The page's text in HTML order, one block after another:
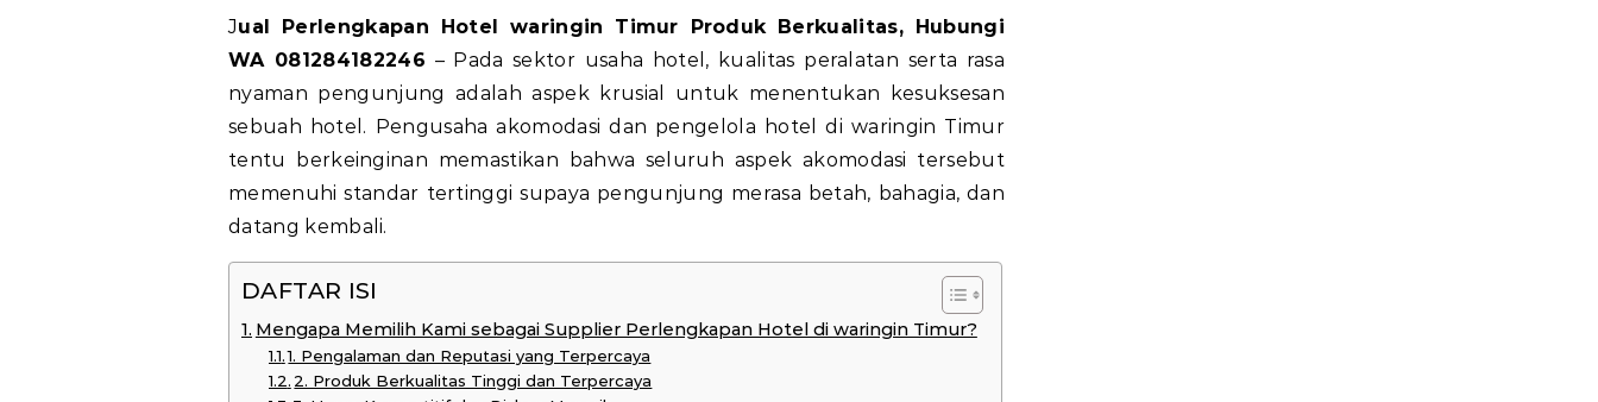
Jual Perlengkapan Hotel waringin Timur Produk Berkualitas, Hubungi
WA 081284182246 – Pada sektor usaha hotel, kualitas peralatan serta rasa
nyaman pengunjung adalah aspek krusial untuk menentukan kesuksesan
sebuah hotel. Pengusaha akomodasi dan pengelola hotel di waringin Timur
tentu berkeinginan memastikan bahwa seluruh aspek akomodasi tersebut
memenuhi standar tertinggi supaya pengunjung merasa betah, bahagia, dan
datang kembali.
DAFTAR ISI
Mengapa Memilih Kami sebagai Supplier Perlengkapan Hotel di waringin Timur?
1. Pengalaman dan Reputasi yang Terpercaya
2. Produk Berkualitas Tinggi dan Terpercaya